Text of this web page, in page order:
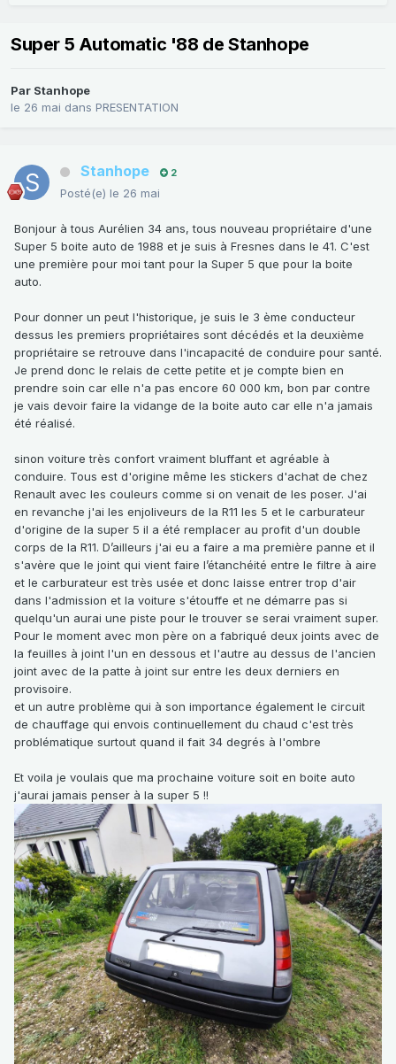
Super 5 Automatic '88 de Stanhope
Par Stanhope
le 26 mai dans PRESENTATION
Stanhope 2
Posté(e) le 26 mai
Bonjour à tous Aurélien 34 ans, tous nouveau propriétaire d'une
Super 5 boite auto de 1988 et je suis à Fresnes dans le 41. C'est
une première pour moi tant pour la Super 5 que pour la boite
auto.
Pour donner un peut l'historique, je suis le 3 ème conducteur
dessus les premiers propriétaires sont décédés et la deuxième
propriétaire se retrouve dans l'incapacité de conduire pour santé.
Je prend donc le relais de cette petite et je compte bien en
prendre soin car elle n'a pas encore 60 000 km, bon par contre
je vais devoir faire la vidange de la boite auto car elle n'a jamais
été réalisé.
sinon voiture très confort vraiment bluffant et agréable à
conduire. Tous est d'origine même les stickers d'achat de chez
Renault avec les couleurs comme si on venait de les poser. J'ai
en revanche j'ai les enjoliveurs de la R11 les 5 et le carburateur
d'origine de la super 5 il a été remplacer au profit d'un double
corps de la R11. D’ailleurs j'ai eu a faire a ma première panne et il
s'avère que le joint qui vient faire l’étanchéité entre le filtre à aire
et le carburateur est très usée et donc laisse entrer trop d'air
dans l'admission et la voiture s'étouffe et ne démarre pas si
quelqu'un aurai une piste pour le trouver se serai vraiment super.
Pour le moment avec mon père on a fabriqué deux joints avec de
la feuilles à joint l'un en dessous et l'autre au dessus de l'ancien
joint avec de la patte à joint sur entre les deux derniers en
provisoire.
et un autre problème qui à son importance également le circuit
de chauffage qui envois continuellement du chaud c'est très
problématique surtout quand il fait 34 degrés à l'ombre
Et voila je voulais que ma prochaine voiture soit en boite auto
j'aurai jamais penser à la super 5 !!